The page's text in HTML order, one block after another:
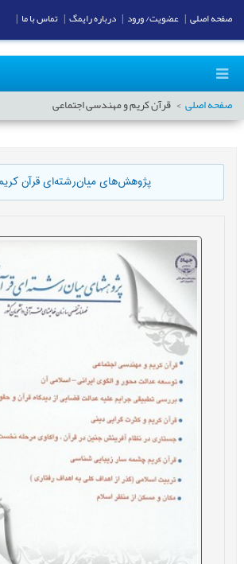
صفحه اصلی قرآن کریم و مهندسی اجتماعی
پژوهش‌های میان‌رشته‌ای قرآن کریم
صفحه اصلی عضویت/ ورود درباره رایمگ تماس با ما